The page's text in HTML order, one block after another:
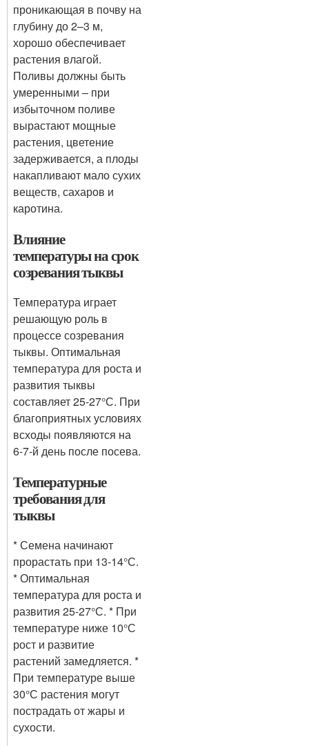
проникающая в почву на
глубину до 2–3 м,
хорошо обеспечивает
растения влагой.
Поливы должны быть
умеренными – при
избыточном поливе
вырастают мощные
растения, цветение
задерживается, а плоды
накапливают мало сухих
веществ, сахаров и
каротина.
Влияние
температуры на срок
созревания тыквы
Температура играет
решающую роль в
процессе созревания
тыквы. Оптимальная
температура для роста и
развития тыквы
составляет 25-27°С. При
благоприятных условиях
всходы появляются на
6-7-й день после посева.
Температурные
требования для
тыквы
* Семена начинают
прорастать при 13-14°С.
* Оптимальная
температура для роста и
развития 25-27°С. * При
температуре ниже 10°С
рост и развитие
растений замедляется. *
При температуре выше
30°С растения могут
пострадать от жары и
сухости.